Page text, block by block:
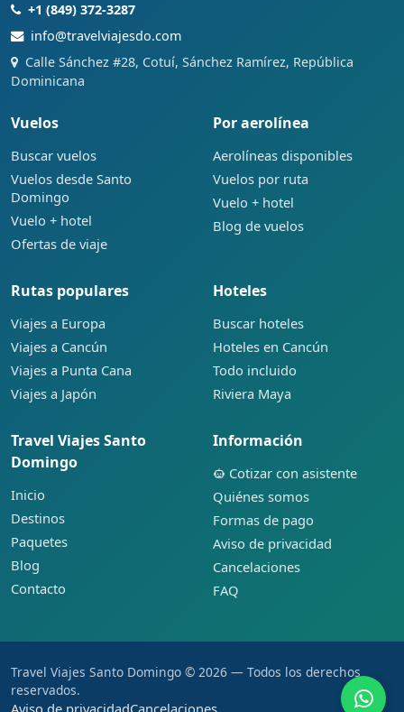
+1 (849) 372-3287
info@travelviajesdo.com
Calle Sánchez #28, Cotuí, Sánchez Ramírez, República
Dominicana
Vuelos
Buscar vuelos
Vuelos desde Santo
Domingo
Vuelo + hotel
Ofertas de viaje
Por aerolínea
Aerolíneas disponibles
Vuelos por ruta
Vuelo + hotel
Blog de vuelos
Rutas populares
Viajes a Europa
Viajes a Cancún
Viajes a Punta Cana
Viajes a Japón
Hoteles
Buscar hoteles
Hoteles en Cancún
Todo incluido
Riviera Maya
Travel Viajes Santo
Domingo
Inicio
Destinos
Paquetes
Blog
Contacto
Información
Cotizar con asistente
Quiénes somos
Formas de pago
Aviso de privacidad
Cancelaciones
FAQ
Travel Viajes Santo Domingo © 2026 — Todos los derechos
reservados.